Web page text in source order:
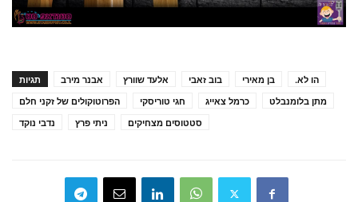
תגיות אבנר מירב אלעד שוורץ בוב זאבי בן מאירי
הו לא.
הפרוטוקולים של זקני חלם
חגי טוריסקי כרמל צאייג
מתן בלומנבלט
נדבי נוקד
ניתי פרץ סטטוסים מצחיקים